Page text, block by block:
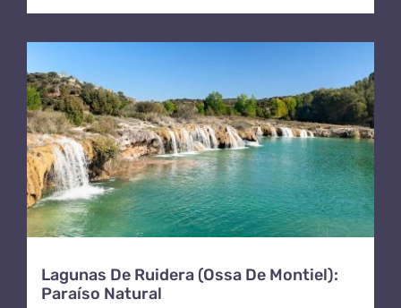
Lagunas De Ruidera (Ossa De Montiel):
Paraíso Natural